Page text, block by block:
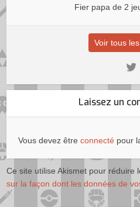
Fier papa de 2
Voir tous
Laissez un
Vous devez êtreconnecté pour
Ce site utilise Akismet pour réduire
sur la façon dont les données de